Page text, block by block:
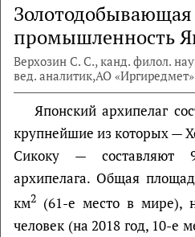
Золотодобывающая
промышленность
Верхозин С. С., канд. филол.
вед. аналитик,АО «Иргиредмет»
Японский архипелаг
крупнейшие из которых —
Сикоку — составляют
архипелага. Общая
км2 (61-е место в мире),
человек (на 2018 год, 10-е